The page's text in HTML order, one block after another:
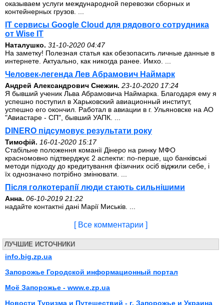
оказываем услуги международной перевозки сборных и
контейнерных грузов. ...
IT сервисы Google Cloud для рядового сотрудника
от Wise IT
Наталушко. 31-10-2020 04:47
На заметку! Полезная статья как обезопасить личные данные в
интернете. Актуально, как никогда ранее. Имхо. ...
Человек-легенда Лев Абрамович Наймарк
Андрей Александрович Снежин. 23-10-2020 17:24
Я бывший ученик Льва Абрамовича Наймарка. Благодаря ему я
успешно поступил в Харьковский авиационный институт,
успешно его окончил. Работал в авиации в г. Ульяновске на АО
"Авиастаре - СП", бывший УАПК. ...
DINERO підсумовує результати року
Тимофій. 16-01-2020 15:17
Стабільне положення команії Дінеро на ринку МФО
красномовно підтверджує 2 аспекти: по-перше, що банківські
методи підходу до кредитування фізичних осіб віджили себе, і
їх однозначно потрібно змінювати. ...
Після голкотерапії люди стають сильнішими
Анна. 06-10-2019 21:22
надайте контактні дані Марії Миськів. ...
[ Все комментарии ]
ЛУЧШИЕ ИСТОЧНИКИ
info.big.zp.ua
Запорожье Городской информационный портал
Моё Запорожье - www.e.zp.ua
Новости Туризма и Путешествий - г. Запорожье и Украина